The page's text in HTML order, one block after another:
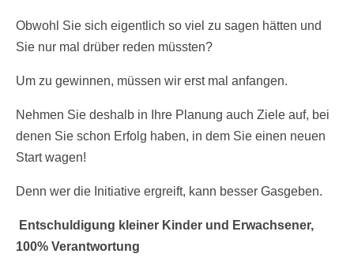
Obwohl Sie sich eigentlich so viel zu sagen hätten und
Sie nur mal drüber reden müssten?
Um zu gewinnen, müssen wir erst mal anfangen.
Nehmen Sie deshalb in Ihre Planung auch Ziele auf, bei
denen Sie schon Erfolg haben, in dem Sie einen neuen
Start wagen!
Denn wer die Initiative ergreift, kann besser Gasgeben.
Entschuldigung kleiner Kinder und Erwachsener,
100% Verantwortung